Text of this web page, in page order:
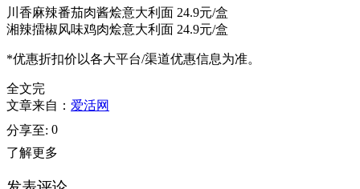
川香麻辣番茄肉酱烩意大利面 24.9元/盒
湘辣擂椒风味鸡肉烩意大利面 24.9元/盒
*优惠折扣价以各大平台/渠道优惠信息为准。
全文完
文章来自： 爱活网
分享至: 0
了解更多